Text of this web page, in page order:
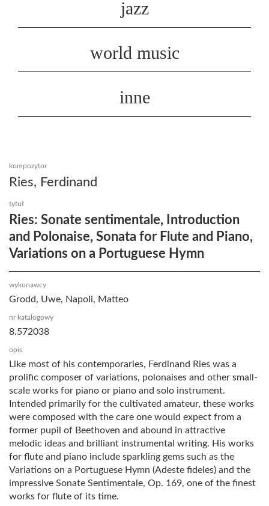
jazz
world music
inne
kompozytor
Ries, Ferdinand
tytuł
Ries: Sonate sentimentale, Introduction
and Polonaise, Sonata for Flute and Piano,
Variations on a Portuguese Hymn
wykonawcy
Grodd, Uwe, Napoli, Matteo
nr katalogowy
8.572038
opis
Like most of his contemporaries, Ferdinand Ries was a
prolific composer of variations, polonaises and other small-
scale works for piano or piano and solo instrument.
Intended primarily for the cultivated amateur, these works
were composed with the care one would expect from a
former pupil of Beethoven and abound in attractive
melodic ideas and brilliant instrumental writing. His works
for flute and piano include sparkling gems such as the
Variations on a Portuguese Hymn (Adeste fideles) and the
impressive Sonate Sentimentale, Op. 169, one of the finest
works for flute of its time.